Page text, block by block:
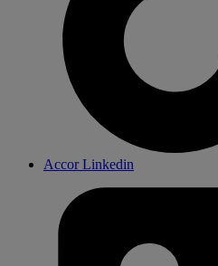
Accor Linkedin